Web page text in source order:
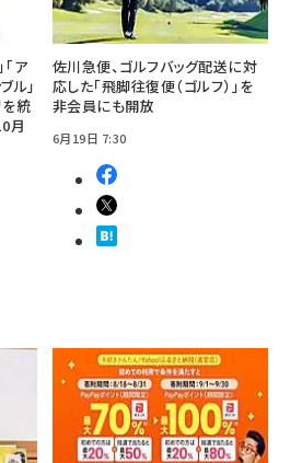
ア
ル」
を統
月
佐川急便、ゴルフバッグ配送に対
応した「飛脚往復便（ゴルフ）」を
非会員にも開放
6月19日 7:30